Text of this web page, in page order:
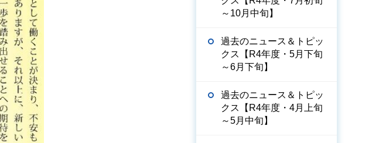
～10月中旬】
過去のニュース＆トピッ
クス【R4年度・5月下旬
～6月下旬】
過去のニュース＆トピッ
クス【R4年度・4月上旬
～5月中旬】